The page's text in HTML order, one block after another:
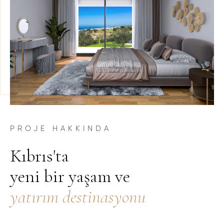
PROJE HAKKINDA
Kıbrıs'ta
yeni bir yaşam ve
yatırım destinasyonu